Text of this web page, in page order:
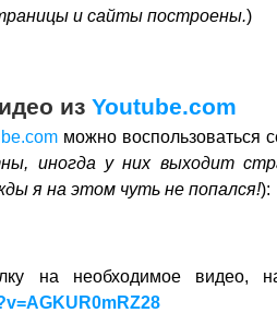
и сайты построены.)
из Youtube.com
можно воспользоваться
иногда у них выходит
я на этом чуть не попался!):
на необходимое видео,